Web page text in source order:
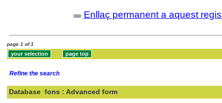
Enllaç permanent a aquest
page 1 of 1
Refine the search
Database fons : Advanced form